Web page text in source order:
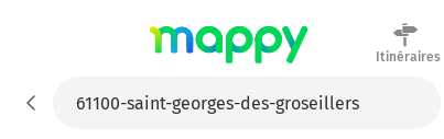
Itinéraires